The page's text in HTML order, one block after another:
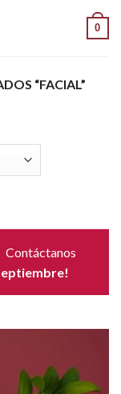
0
“FACIAL”
Contáctanos